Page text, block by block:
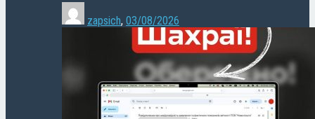
zapsich, 03/08/2026